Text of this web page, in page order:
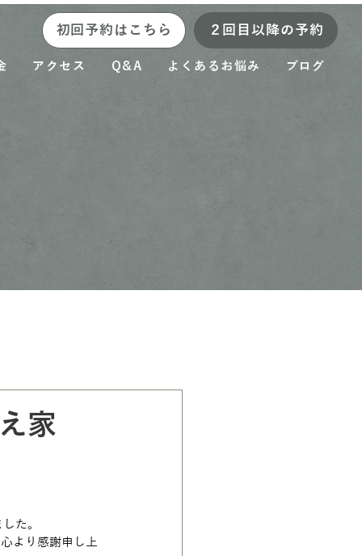
初回予約はこちら ２回目以降の予約
アクセス Q&A よくあるお悩み ブログ
家
た。
より感謝申し上